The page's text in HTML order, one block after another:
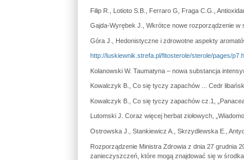
Filip R., Lotioto S.B., Ferraro G, Fraga C.G.,
Gajda-Wyrębek J., Wkrótce nowe rozporządzenie w
Góra J., Hedonistyczne i zdrowotne aspekty
http://luskiewnik.strefa.pl/fitosterole/sterole/pages/
Kolanowski W. Taumatyna – nowa substancja
Kowalczyk B., Co się tyczy zapachów ... Cedr
Kowalczyk B., Co się tyczy zapachów cz.1,
Lutomski J. Coraz więcej herbat ziołowych,
Ostrowska J., Stankiewicz A., Skrzydlewska E.,
Rozporządzenie Ministra Zdrowia z dnia 27 grudnia
zanieczyszczeń, które mogą znajdować się w